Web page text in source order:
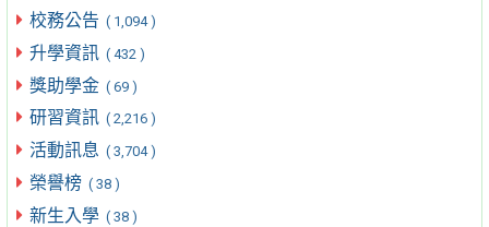
校務公告 ( 1,094 )
升學資訊 ( 432 )
獎助學金 ( 69 )
研習資訊 ( 2,216 )
活動訊息 ( 3,704 )
榮譽榜 ( 38 )
新生入學 ( 38 )